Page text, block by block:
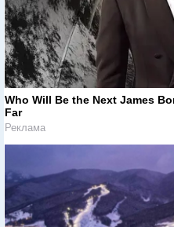
Who Will Be the Next James
Far
Реклама